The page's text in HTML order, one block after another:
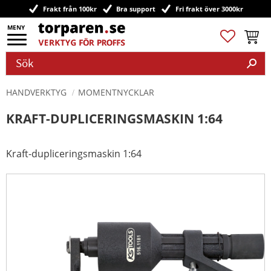
Meny
Frakt från 100kr Bra support Fri frakt över 3000kr
Favoriter
HANDVERKTYG MOMENTNYCKLAR
KRAFT-DUPLICERINGSMASKIN 1:64
Kraft-dupliceringsmaskin 1:64